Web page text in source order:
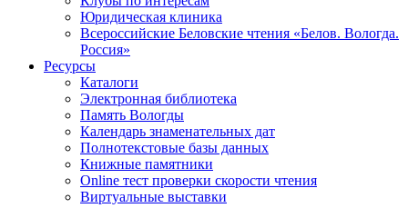
Юридическая клиника
Всероссийские Беловские чтения «Белов. Вологда.
Россия»
Ресурсы
Каталоги
Электронная библиотека
Память Вологды
Календарь знаменательных дат
Полнотекстовые базы данных
Книжные памятники
Online тест проверки скорости чтения
Виртуальные выставки